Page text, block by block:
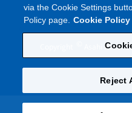
Asahi Kasei
via the Cookie Settings
Policy page. Cookie Policy
Reject